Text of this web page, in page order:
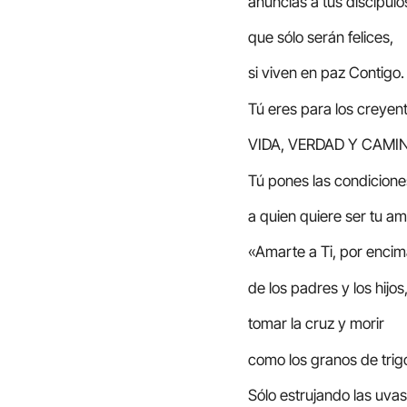
que sólo serán felices,
si viven en paz Contigo.
Tú eres para los
VIDA, VERDAD Y
Tú pones las
a quien quiere ser tu
«Amarte a Ti, por
de los padres y los hijos,
tomar la cruz y morir
como los granos de
Sólo estrujando las uvas